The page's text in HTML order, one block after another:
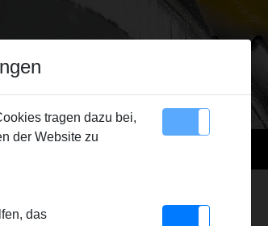
tragen dazu bei,
der Website zu
das